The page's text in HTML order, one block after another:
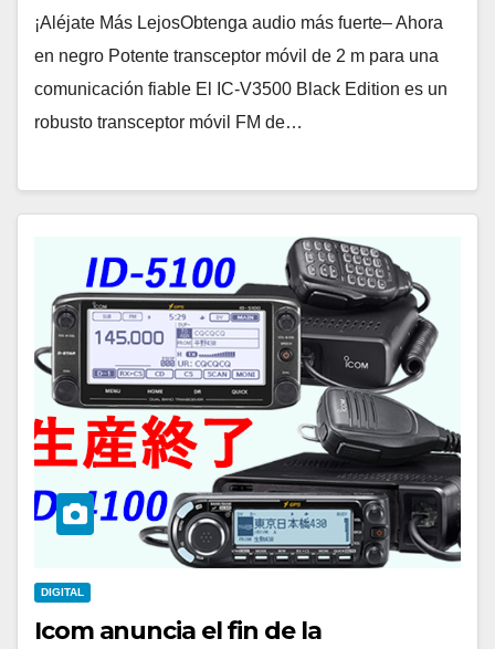
¡Aléjate Más LejosObtenga audio más fuerte– Ahora
en negro Potente transceptor móvil de 2 m para una
comunicación fiable El IC-V3500 Black Edition es un
robusto transceptor móvil FM de…
DIGITAL
Icom anuncia el fin de la